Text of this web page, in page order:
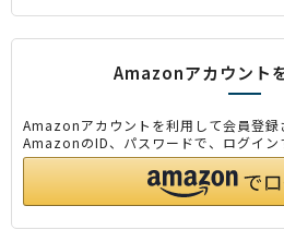
Amazonアカウント
Amazonアカウントを利用して会員登録
AmazonのID、パスワードで、ログイン